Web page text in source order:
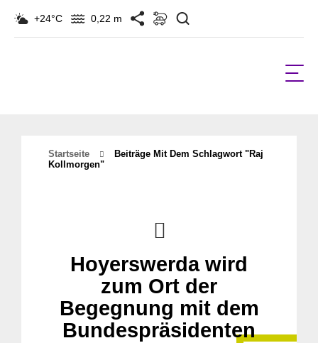
+24°C 0,22 m
Startseite
Beiträge Mit Dem Schlagwort "Raj
Kollmorgen"
Hoyerswerda wird
zum Ort der
Begegnung mit dem
Bundespräsidenten